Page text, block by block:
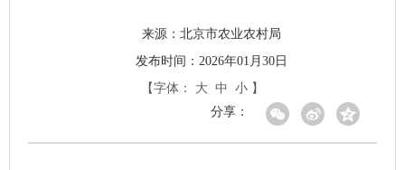
来源： 北京市农业农村局
发布时间：2026年01月30日
【字体：
大 中 小 】
分享：